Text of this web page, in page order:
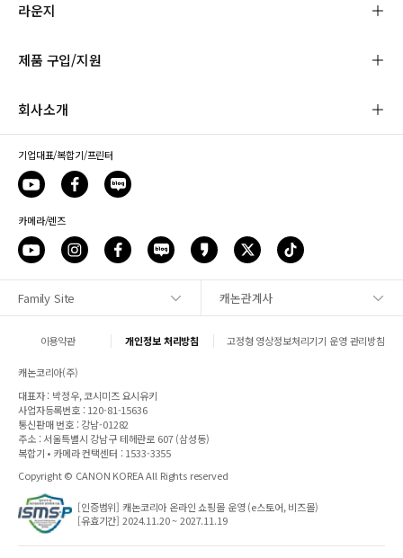
사이트맵
라운지
제품 구입/지원
회사소개
기업대표/복합기/프린터
카메라/렌즈
Family Site 캐논관계사
이용약관 개인정보 처리방침 고정형 영상정보처리기기 운영 관리방침
캐논코리아(주)
대표자 : 박정우, 코시미즈 요시유키
사업자등록번호 : 120-81-15636
통신판매 번호 : 강남-01282
주소 : 서울특별시 강남구 테헤란로 607 (삼성동)
복합기 • 카메라 컨택센터 : 1533-3355
Copyright © CANON KOREA All Rights reserved
[인증범위] 캐논코리아 온라인 쇼핑몰 운영 (e스토어, 비즈몰)
[유효기간] 2024.11.20 ~ 2027.11.19